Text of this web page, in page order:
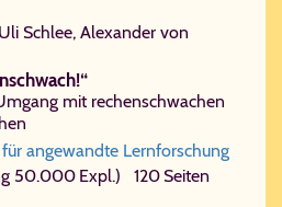
Schlee, Alexander von
mit rechenschwachen
angewandte Lernforschung
50.000 Expl.) 120 Seiten